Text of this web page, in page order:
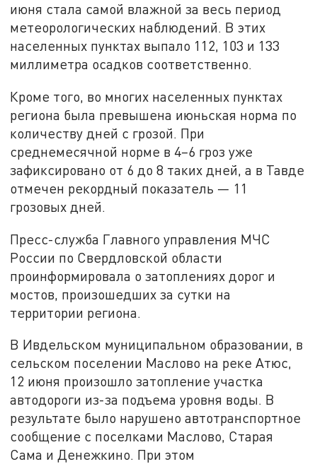
июня стала самой влажной за весь период
метеорологических наблюдений. В этих
населенных пунктах выпало 112, 103 и 133
миллиметра осадков соответственно.
Кроме того, во многих населенных пунктах
региона была превышена июньская норма по
количеству дней с грозой. При
среднемесячной норме в 4–6 гроз уже
зафиксировано от 6 до 8 таких дней, а в Тавде
отмечен рекордный показатель — 11
грозовых дней.
Пресс-служба Главного управления МЧС
России по Свердловской области
проинформировала о затоплениях дорог и
мостов, произошедших за сутки на
территории региона.
В Ивдельском муниципальном образовании, в
сельском поселении Маслово на реке Атюс,
12 июня произошло затопление участка
автодороги из-за подъема уровня воды. В
результате было нарушено автотранспортное
сообщение с поселками Маслово, Старая
Сама и Денежкино. При этом